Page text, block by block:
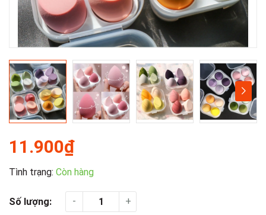
11.900₫
Tình trạng: Còn hàng
Số lượng: - +